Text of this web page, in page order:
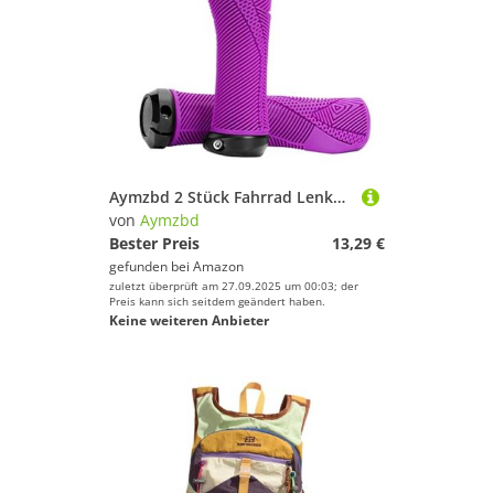
Aymzbd 2 Stück Fahrrad Lenker Griffe Lenker Griff Stoßfest Komfortable Ergonomische Non Slip Grip Radfahren Teile, Lila
von Aymzbd
Bester Preis
13,29 €
gefunden bei Amazon
zuletzt überprüft am 27.09.2025 um 00:03; der
Preis kann sich seitdem geändert haben.
Keine weiteren Anbieter